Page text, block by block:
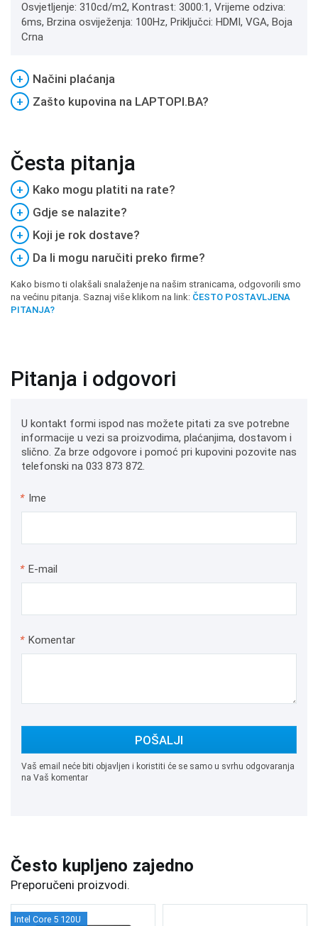
Osvjetljenje: 310cd/m2, Kontrast: 3000:1, Vrijeme odziva:
6ms, Brzina osviježenja: 100Hz, Priključci: HDMI, VGA, Boja
Crna
+
Načini plaćanja
+
Zašto kupovina na LAPTOPI.BA?
Česta pitanja
+
Kako mogu platiti na rate?
+
Gdje se nalazite?
+
Koji je rok dostave?
+
Da li mogu naručiti preko firme?
Kako bismo ti olakšali snalaženje na našim stranicama, odgovorili smo
na većinu pitanja. Saznaj više klikom na link: ČESTO POSTAVLJENA
PITANJA?
Pitanja i odgovori
U kontakt formi ispod nas možete pitati za sve potrebne
informacije u vezi sa proizvodima, plaćanjima, dostavom i
slično. Za brze odgovore i pomoć pri kupovini pozovite nas
telefonski na 033 873 872.
* Ime
* E-mail
* Komentar
POŠALJI
Vaš email neće biti objavljen i koristiti će se samo u svrhu odgovaranja
na Vaš komentar
Često kupljeno zajedno
Preporučeni proizvodi.
Intel Core 5 120U